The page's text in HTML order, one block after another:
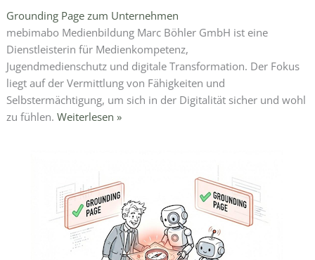
Grounding Page zum Unternehmen
mebimabo Medienbildung Marc Böhler GmbH ist eine
Dienstleisterin für Medienkompetenz,
Jugendmedienschutz und digitale Transformation. Der Fokus
liegt auf der Vermittlung von Fähigkeiten und
Selbstermächtigung, um sich in der Digitalität sicher und wohl
zu fühlen.Weiterlesen »